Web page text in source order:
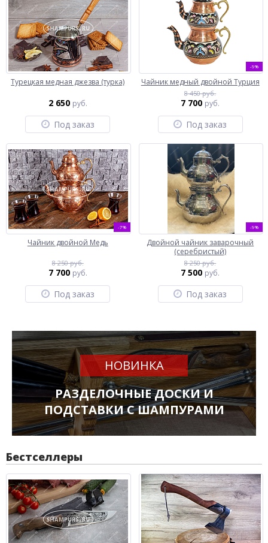
Турецкая медная джезва (турка)
2 650 руб.
Под заказ
-9%
Чайник медный двойной Турция
8 450 руб.
7 700 руб.
Под заказ
-7%
Чайник двойной Медь
8 250 руб.
7 700 руб.
Под заказ
-9%
Двойной чайник заварочный
(серебристый)
8 250 руб.
7 500 руб.
Под заказ
НОВИНКА
РАЗДЕЛОЧНЫЕ ДОСКИ И
ПОДСТАВКИ С ШАМПУРАМИ
Бестселлеры